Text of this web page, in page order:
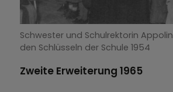
Schwester und Schulrektorin
den Schlüsseln der Schule 1954
Zweite Erweiterung 1965